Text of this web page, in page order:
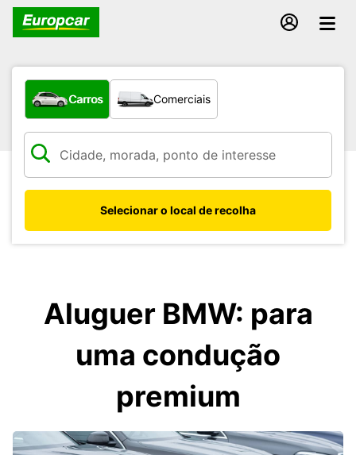
Que tipo de veículo pretende?
Carros Comerciais
Selecionar o local de recolha
Aluguer BMW: para
uma condução
premium